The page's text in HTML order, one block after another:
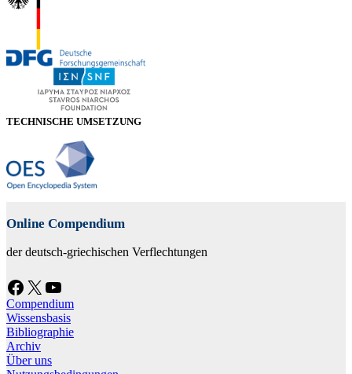
TECHNISCHE UMSETZUNG
Online Compendium
der deutsch-griechischen Verflechtungen
Facebook X YouTube
Compendium
Wissensbasis
Bibliographie
Archiv
Über uns